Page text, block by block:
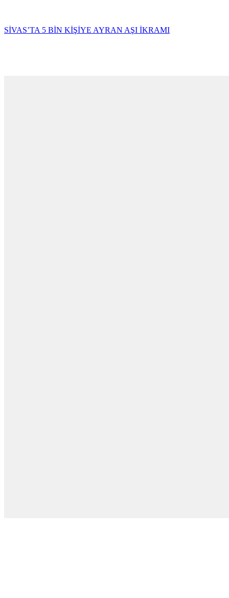
SİVAS’TA 5 BİN KİŞİYE AYRAN AŞI İKRAMI